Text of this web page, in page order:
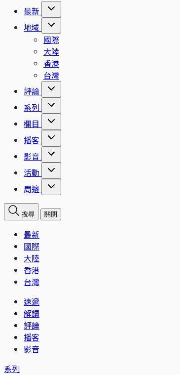
最新
地域
國際
大陸
香港
台灣
評論
系列
欄目
播客
影音
活動
周邊
搜尋 關閉
最新
國際
大陸
香港
台灣
速遞
解讀
評論
播客
影音
系列